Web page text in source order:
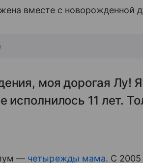
вместе с новорожденной
моя дорогая Лу!
исполнилось 11 лет.
— четырежды мама. С 2005